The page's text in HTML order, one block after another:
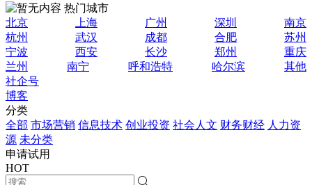
热门城市
北京
上海 广州 深圳
南京
杭州
武汉 成都 合肥
苏州
宁波
西安 长沙 郑州
重庆
兰州
南宁 呼和浩特 哈尔滨
其他
社企号
博客
分类
全部 市场营销 信息技术 创业投资 社会人文 财务财经 人力资
源 未分类
申请试用
HOT